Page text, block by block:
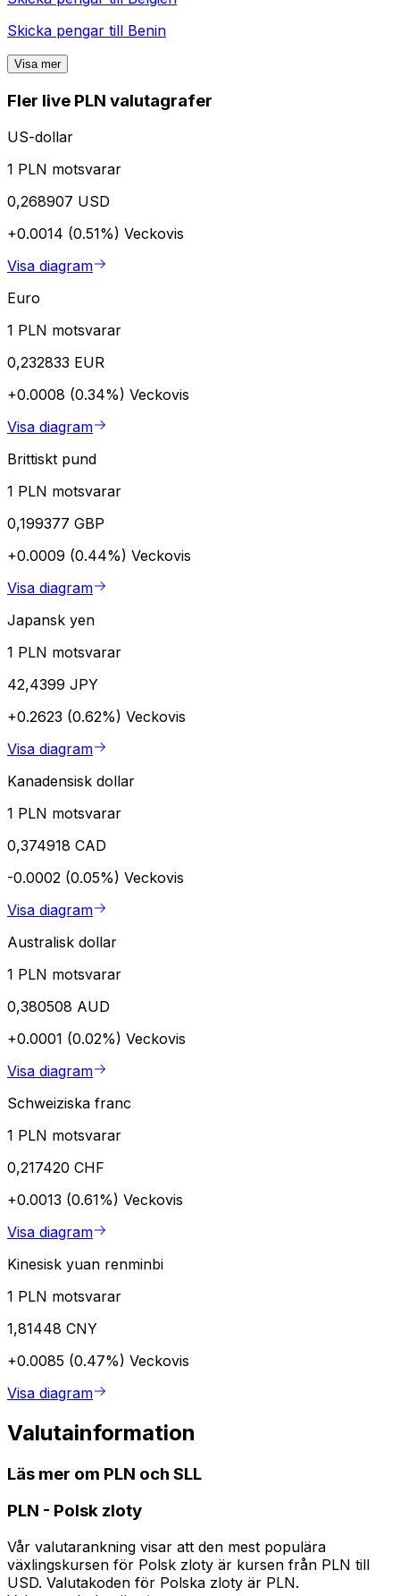
Skicka pengar till Benin
Visa mer
Fler live PLN valutagrafer
US-dollar
1 PLN motsvarar
0,268907 USD
+0.0014 (0.51%) Veckovis
Visa diagram
Euro
1 PLN motsvarar
0,232833 EUR
+0.0008 (0.34%) Veckovis
Visa diagram
Brittiskt pund
1 PLN motsvarar
0,199377 GBP
+0.0009 (0.44%) Veckovis
Visa diagram
Japansk yen
1 PLN motsvarar
42,4399 JPY
+0.2623 (0.62%) Veckovis
Visa diagram
Kanadensisk dollar
1 PLN motsvarar
0,374918 CAD
-0.0002 (0.05%) Veckovis
Visa diagram
Australisk dollar
1 PLN motsvarar
0,380508 AUD
+0.0001 (0.02%) Veckovis
Visa diagram
Schweiziska franc
1 PLN motsvarar
0,217420 CHF
+0.0013 (0.61%) Veckovis
Visa diagram
Kinesisk yuan renminbi
1 PLN motsvarar
1,81448 CNY
+0.0085 (0.47%) Veckovis
Visa diagram
Valutainformation
Läs mer om PLN och SLL
PLN - Polsk zloty
Vår valutarankning visar att den mest populära
växlingskursen för Polsk zloty är kursen från PLN till
USD. Valutakoden för Polska zloty är PLN.